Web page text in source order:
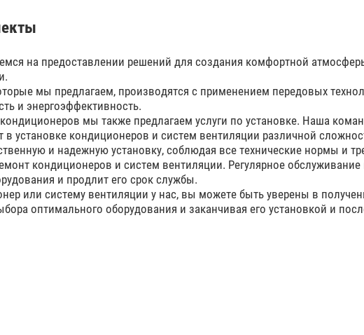
на предоставлении решений для создания комфортной
мы предлагаем, производятся с применением передовых
и энергоэффективность.
мы также предлагаем услуги по установке. Наша
в установке кондиционеров и систем вентиляции различной
и надежную установку, соблюдая все технические нормы и
кондиционеров и систем вентиляции. Регулярное
и продлит его срок службы.
или систему вентиляции у нас, вы можете быть уверены в
оптимального оборудования и заканчивая его установкой и